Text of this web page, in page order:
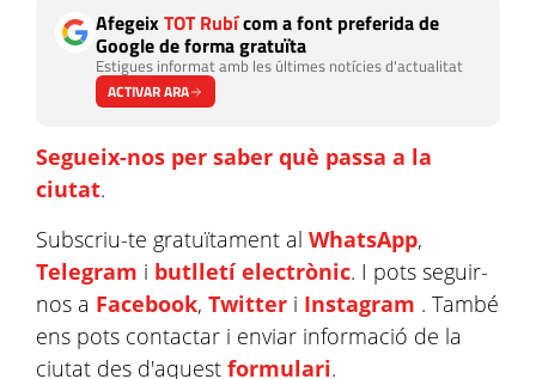
AfegeixTOT Rubícom a font preferida de
Google de forma gratuïta
Estigues informat amb les últimes notícies d'actualitat
ACTIVAR ARA
Segueix-nos per saber què passa a la
ciutat.
Subscriu-te gratuïtament al WhatsApp,
Telegram i butlletí electrònic. I pots seguir-
nos a Facebook, Twitter i Instagram . També
ens pots contactar i enviar informació de la
ciutat des d'aquest formulari.